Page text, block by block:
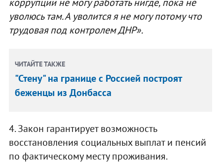
уволюсь там. А уволится я не могу потому что
трудовая под контролем ДНР».
ЧИТАЙТЕ ТАКЖЕ
"Стену" на границе с Россией построят
беженцы из Донбасса
4. Закон гарантирует возможность
восстановления социальных выплат и пенсий
по фактическому месту проживания.